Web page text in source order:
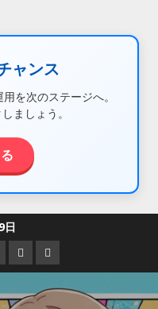
ャンス
を次のステージへ。
ましょう。
日